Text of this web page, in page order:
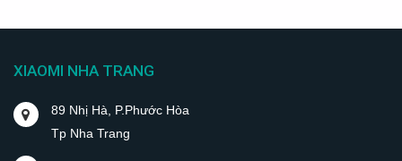
XIAOMI NHA TRANG
89 Nhị Hà, P.Phước Hòa
Tp Nha Trang